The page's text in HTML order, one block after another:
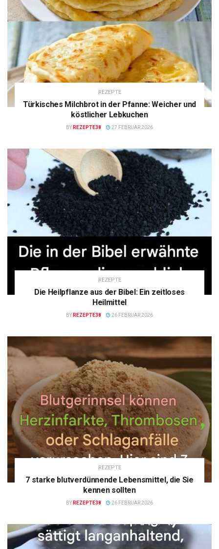
REZEPTE
Türkisches Milchbrot in der Pfanne: Weicher und
köstlicher Lebkuchen
BY REZEPTE38 27 FEBRUAR 2026
REZEPTE
Die Heilpflanze aus der Bibel: Ein zeitloses
Heilmittel
BY REZEPTE38 26 FEBRUAR 2026
REZEPTE
7 starke blutverdünnende Lebensmittel, die Sie
kennen sollten
BY REZEPTE38 26 FEBRUAR 2026